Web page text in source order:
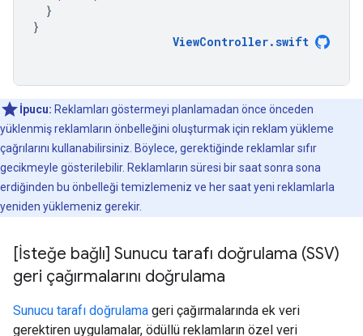
}
}
ViewController.swift
İpucu: Reklamları göstermeyi planlamadan önce önceden
yüklenmiş reklamların önbelleğini oluşturmak için reklam yükleme
çağrılarını kullanabilirsiniz. Böylece, gerektiğinde reklamlar sıfır
gecikmeyle gösterilebilir. Reklamların süresi bir saat sonra sona
erdiğinden bu önbelleği temizlemeniz ve her saat yeni reklamlarla
yeniden yüklemeniz gerekir.
[İsteğe bağlı] Sunucu tarafı doğrulama (SSV)
geri çağırmalarını doğrulama
Sunucu tarafı doğrulama geri çağırmalarında ek veri
gerektiren uygulamalar, ödüllü reklamların özel veri